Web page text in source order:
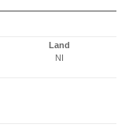
Land
NI